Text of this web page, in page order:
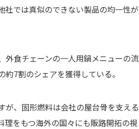
社では真似のできない製品の均一性が
外食チェーンの一人用鍋メニューの流
7割のシェアを獲得している。
が、固形燃料は会社の屋台骨を支える
理をもつ海外の国々にも販路開拓の視